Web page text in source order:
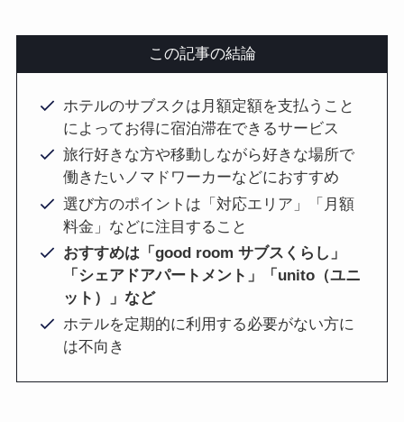
この記事の結論
ホテルのサブスクは月額定額を支払うこと
によってお得に宿泊滞在できるサービス
旅行好きな方や移動しながら好きな場所で
働きたいノマドワーカーなどにおすすめ
選び方のポイントは「対応エリア」「月額
料金」などに注目すること
おすすめは「good room サブスくらし」
「シェアドアパートメント」「unito（ユニ
ット）」など
ホテルを定期的に利用する必要がない方に
は不向き